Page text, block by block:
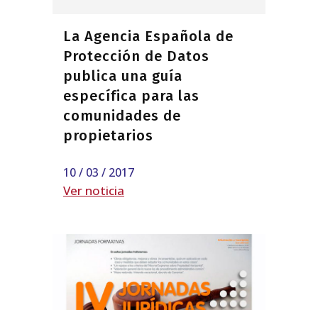
La Agencia Española de
Protección de Datos
publica una guía
específica para las
comunidades de
propietarios
10 / 03 / 2017
Ver noticia